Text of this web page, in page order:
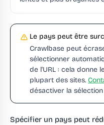
Le pays peut être
Crawlbase peut
sélectionner
de l'URL : cela donne
plupart des sites.
désactiver la
Spécifier un pays peut